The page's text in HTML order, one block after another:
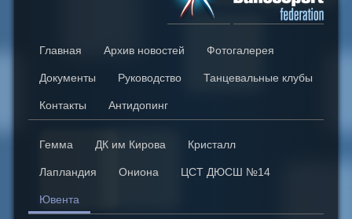
Главная Архив новостей Фотогалерея
Документы Руководство Танцевальные клубы
Контакты Антидопинг
Гемма ДК им Кирова Кристалл
Лапландия Ониона ЦСТ ДЮСШ №14
Ювента